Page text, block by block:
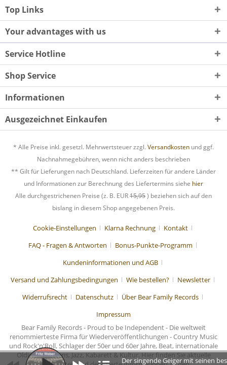
Top Links
Your advantages with us
Service Hotline
Shop Service
Informationen
Ausgezeichnet Einkaufen
* Alle Preise inkl. gesetzl. Mehrwertsteuer zzgl. Versandkosten und ggf.
Nachnahmegebühren, wenn nicht anders beschrieben
** Gilt für Lieferungen nach Deutschland. Lieferzeiten für andere Länder
und Informationen zur Berechnung des Liefertermins siehe hier
Alle durchgestrichenen Preise (z. B. EUR15,95) beziehen sich auf den
bislang in diesem Shop angegebenen Preis.
Cookie-Einstellungen Klarna Rechnung
Kontakt
FAQ - Fragen & Antworten
Bonus-Punkte-Programm
Kundeninformationen und AGB
Versand und Zahlungsbedingungen
Wie bestellen?
Newsletter
Widerrufsrecht
Datenschutz
Über Bear Family Records
Impressum
Bear Family Records - Proud to be Independent - Die weltweit
renommierteste Firma für Wiederveröffentlichungen - Country Music
und Rock'n'Roll, Schlager der 50er und 60er Jahre, Beat, internationale
Oldies, Chansons, Jazz, Kabarett & Kultur. Hier finden Sie aktuelle
Der singende Geiger mit seinen